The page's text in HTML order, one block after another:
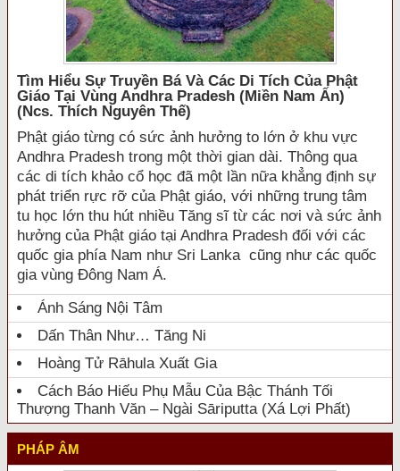
Tìm Hiểu Sự Truyền Bá Và Các Di Tích Của Phật
Giáo Tại Vùng Andhra Pradesh (miền Nam Ấn)
(ncs. Thích Nguyên Thế)
Phật giáo từng có sức ảnh hưởng to lớn ở khu vực
Andhra Pradesh trong một thời gian dài. Thông qua
các di tích khảo cổ học đã một lần nữa khẳng định sự
phát triển rực rỡ của Phật giáo, với những trung tâm
tu học lớn thu hút nhiều Tăng sĩ từ các nơi và sức ảnh
hưởng của Phật giáo tại Andhra Pradesh đối với các
quốc gia phía Nam như Sri Lanka cũng như các quốc
gia vùng Đông Nam Á.
Ánh Sáng Nội Tâm
Dấn Thân Như… Tăng Ni
Hoàng Tử Rāhula Xuất Gia
Cách Báo Hiếu Phụ Mẫu Của Bậc Thánh Tối
Thượng Thanh Văn – Ngài Sāriputta (Xá Lợi Phất)
PHÁP ÂM